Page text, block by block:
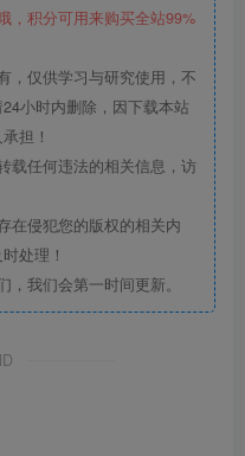
，积分可用来购买全站99%
，仅供学习与研究使用，不
小时内删除，因下载本站
担！
载任何违法的相关信息，访
在侵犯您的版权的相关内
处理！
我们会第一时间更新。